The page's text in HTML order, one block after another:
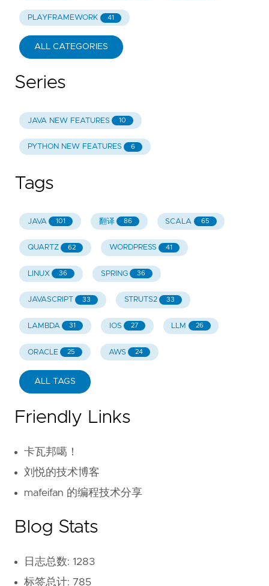
PLAYFRAMEWORK 41
ALL CATEGORIES
Series
JAVA NEW FEATURES 10
PYTHON NEW FEATURES 6
Tags
JAVA 101 翻译 86 SCALA 65
QUARTZ 62 WORDPRESS 41
LINUX 36 SPRING 36
JAVASCRIPT 33 STRUTS2 33
LAMBDA 31 IOS 27 LLM 26
ORACLE 25 AWS 24
ALL TAGS
Friendly Links
卡瓦邦噶！
刘悦的技术博客
mafeifan 的编程技术分享
Blog Stats
日志总数: 1283
标签总计: 785